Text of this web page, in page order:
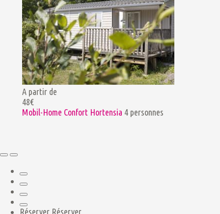
A partir de
48€
Mobil-Home Confort Hortensia 4 personnes
Réserver Réserver